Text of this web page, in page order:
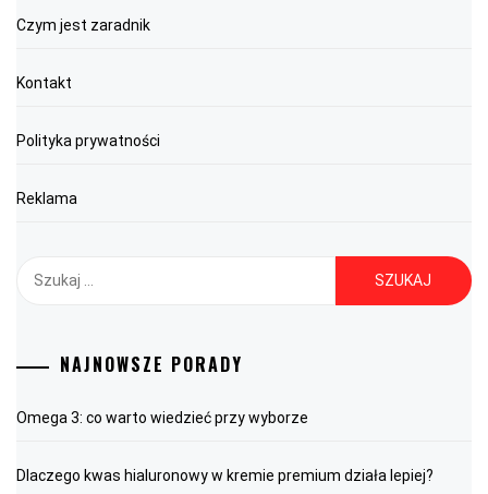
Czym jest zaradnik
Kontakt
Polityka prywatności
Reklama
NAJNOWSZE PORADY
Omega 3: co warto wiedzieć przy wyborze
Dlaczego kwas hialuronowy w kremie premium działa lepiej?